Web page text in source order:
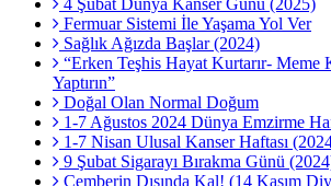
Fermuar Sistemi İle Yaşama Yol Ver
Sağlık Ağızda Başlar (2024)
“Erken Teşhis Hayat Kurtarır- Meme
Yaptırın”
Doğal Olan Normal Doğum
1-7 Ağustos 2024 Dünya Emzirme
1-7 Nisan Ulusal Kanser Haftası
9 Şubat Sigarayı Bırakma Günü
Çemberin Dışında Kal! (14 Kasım